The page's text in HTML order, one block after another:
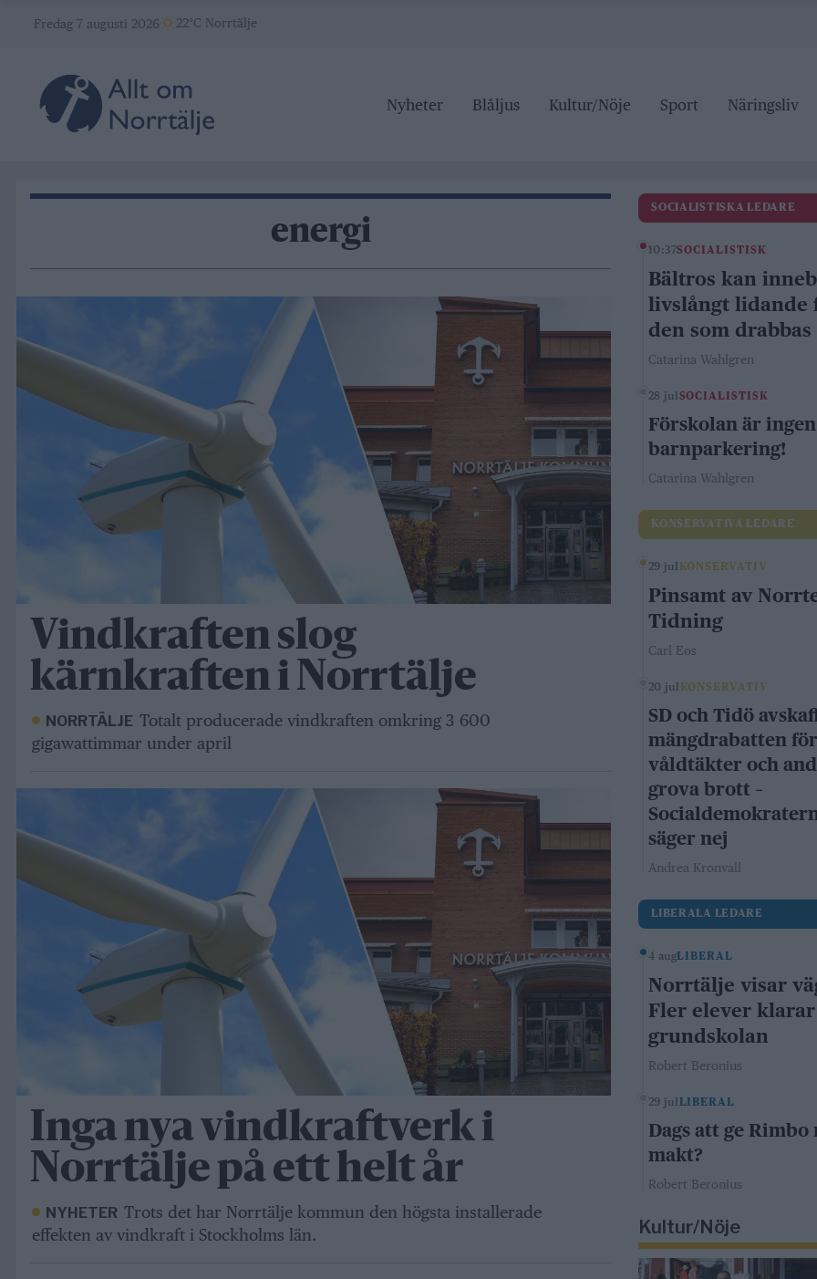
Fredag 7 augusti 2026 22°C Norrtälje
Nyheter Blåljus Kultur/Nöje Sport Näringsliv
energi
Vindkraften slog
kärnkraften i Norrtälje
NORRTÄLJE Totalt producerade vindkraften omkring 3 600
gigawattimmar under april
Inga nya vindkraftverk i
Norrtälje på ett helt år
NYHETER Trots det har Norrtälje kommun den högsta installerade
effekten av vindkraft i Stockholms län.
SOCIALISTISKA LEDARE
10:37SOCIALISTISK
Bältros kan
livslångt lidande
den som drabbas
Catarina Wahlgren
28 jul SOCIALISTISK
Förskolan är ingen
barnparkering!
Catarina Wahlgren
KONSERVATIVA LEDARE
29 jul KONSERVATIV
Pinsamt av
Tidning
Carl Eos
20 jul KONSERVATIV
SD och Tidö
mängdrabatten för
våldtäkter och
grova brott –
säger nej
Andrea Kronvall
LIBERALA LEDARE
4 augLIBERAL
Norrtälje visar
Fler elever klarar
grundskolan
Robert Beronius
29 jul LIBERAL
Dags att ge Rimbo
makt?
Robert Beronius
Kultur/Nöje